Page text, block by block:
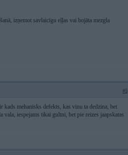
izņemot savlaicīgu eļļas vai bojāta mezgla
#5
kads mehanisks defekts, kas vinu ta dedzina, bet
vala, iespejams tikai gultni, bet pie reizes jaapskatas